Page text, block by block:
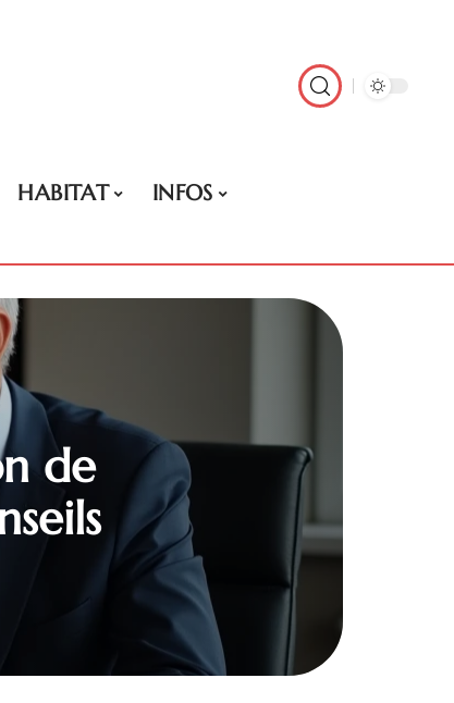
HABITAT
INFOS
de